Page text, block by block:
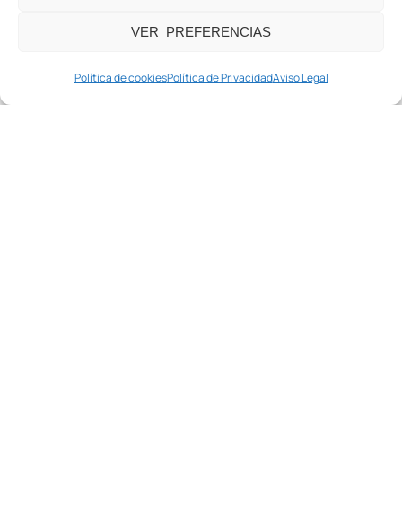
VER PREFERENCIAS
Política de cookiesPolítica de PrivacidadAviso Legal